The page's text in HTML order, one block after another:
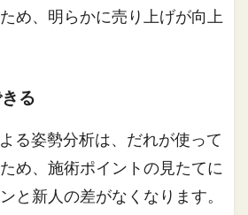
め、明らかに売り上げが向上
る
る姿勢分析は、だれが使って
め、施術ポイントの見たてに
と新人の差がなくなります。